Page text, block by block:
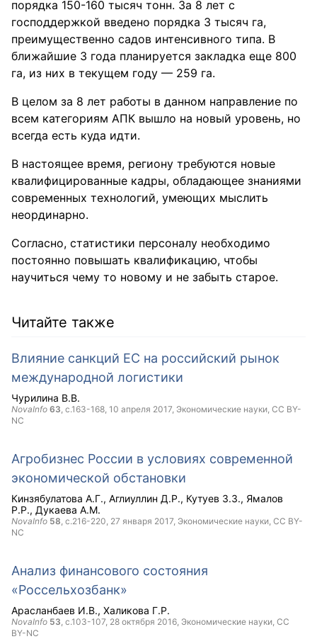
порядка 150-160 тысяч тонн. За 8 лет с
господдержкой введено порядка 3 тысяч га,
преимущественно садов интенсивного типа. В
ближайшие 3 года планируется закладка еще 800
га, из них в текущем году — 259 га.
В целом за 8 лет работы в данном направление по
всем категориям АПК вышло на новый уровень, но
всегда есть куда идти.
В настоящее время, региону требуются новые
квалифицированные кадры, обладающее знаниями
современных технологий, умеющих мыслить
неординарно.
Согласно, статистики персоналу необходимо
постоянно повышать квалификацию, чтобы
научиться чему то новому и не забыть старое.
Читайте также
Влияние санкций ЕС на российский рынок
международной логистики
Чурилина В.В.
NovaInfo 63, с.163-168, 10 апреля 2017, Экономические науки, CC BY-
NC
Агробизнес России в условиях современной
экономической обстановки
Кинзябулатова А.Г. Аглиуллин Д.Р. Кутуев З.З. Ямалов
Р.Р. Дукаева А.М.
NovaInfo 58, с.216-220, 27 января 2017, Экономические науки, CC BY-
NC
Анализ финансового состояния
«Россельхозбанк»
Арасланбаев И.В. Халикова Г.Р.
NovaInfo 53, с.103-107, 28 октября 2016, Экономические науки, CC
BY-NC